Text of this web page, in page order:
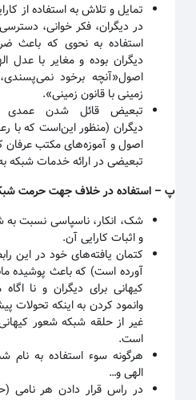
تمایل و تلاش به استفاده از
در دیگران، فکر خوانی،
استفاده به نحوی که باعث
دیگران بوده و مغایر با عدل
اصول«آنچه برخود نمی‌پسندی،
زمینی با قانون زمینی».
تبعیض قائل شدن عمدی در
دیگران(منظور این‌است که با
اصول و آموزه‌های مکتب عرفان
تبعیضی در ارائه خدمات شبکه به
– استفاده در خلاف جهت حرمت شبکه،
شک، انکار، ناسپاسی نسبت به
و اثبات کارایی آن.
کتمان یافته‌های خود در این
آورده است) که باعث پوشیده
کیهانی برای دیگران و نا
وانمود کردن به اینکه تحولات
غیر از حلقه شبکه شعور
است.
هرگونه سوء استفاده به نام
الهی و…
در راس قرار دادن هر نامی